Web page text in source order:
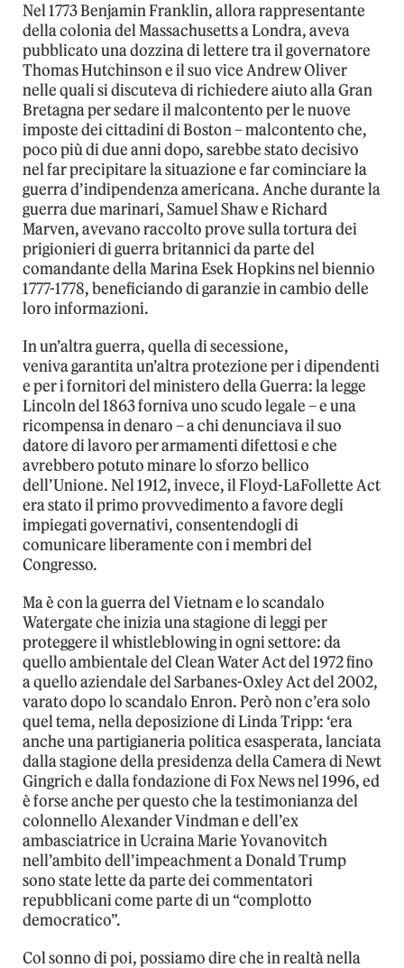
Nel 1773 Benjamin Franklin, allora rappresentante
della colonia del Massachusetts a Londra, aveva
pubblicato una dozzina di lettere tra il governatore
Thomas Hutchinson e il suo vice Andrew Oliver
nelle quali si discuteva di richiedere aiuto alla Gran
Bretagna per sedare il malcontento per le nuove
imposte dei cittadini di Boston – malcontento che,
poco più di due anni dopo, sarebbe stato decisivo
nel far precipitare la situazione e far cominciare la
guerra d’indipendenza americana. Anche durante la
guerra due marinari, Samuel Shaw e Richard
Marven, avevano raccolto prove sulla tortura dei
prigionieri di guerra britannici da parte del
comandante della Marina Esek Hopkins nel biennio
1777-1778, beneficiando di garanzie in cambio delle
loro informazioni.
In un’altra guerra, quella di secessione,
veniva garantita un’altra protezione per i dipendenti
e per i fornitori del ministero della Guerra: la legge
Lincoln del 1863 forniva uno scudo legale – e una
ricompensa in denaro – a chi denunciava il suo
datore di lavoro per armamenti difettosi e che
avrebbero potuto minare lo sforzo bellico
dell’Unione. Nel 1912, invece, il Floyd-LaFollette Act
era stato il primo provvedimento a favore degli
impiegati governativi, consentendogli di
comunicare liberamente con i membri del
Congresso.
Ma è con la guerra del Vietnam e lo scandalo
Watergate che inizia una stagione di leggi per
proteggere il whistleblowing in ogni settore: da
quello ambientale del Clean Water Act del 1972 fino
a quello aziendale del Sarbanes-Oxley Act del 2002,
varato dopo lo scandalo Enron. Però non c’era solo
quel tema, nella deposizione di Linda Tripp: ‘era
anche una partigianeria politica esasperata, lanciata
dalla stagione della presidenza della Camera di Newt
Gingrich e dalla fondazione di Fox News nel 1996, ed
è forse anche per questo che la testimonianza del
colonnello Alexander Vindman e dell’ex
ambasciatrice in Ucraina Marie Yovanovitch
nell’ambito dell’impeachment a Donald Trump
sono state lette da parte dei commentatori
repubblicani come parte di un “complotto
democratico”.
Col sonno di poi, possiamo dire che in realtà nella